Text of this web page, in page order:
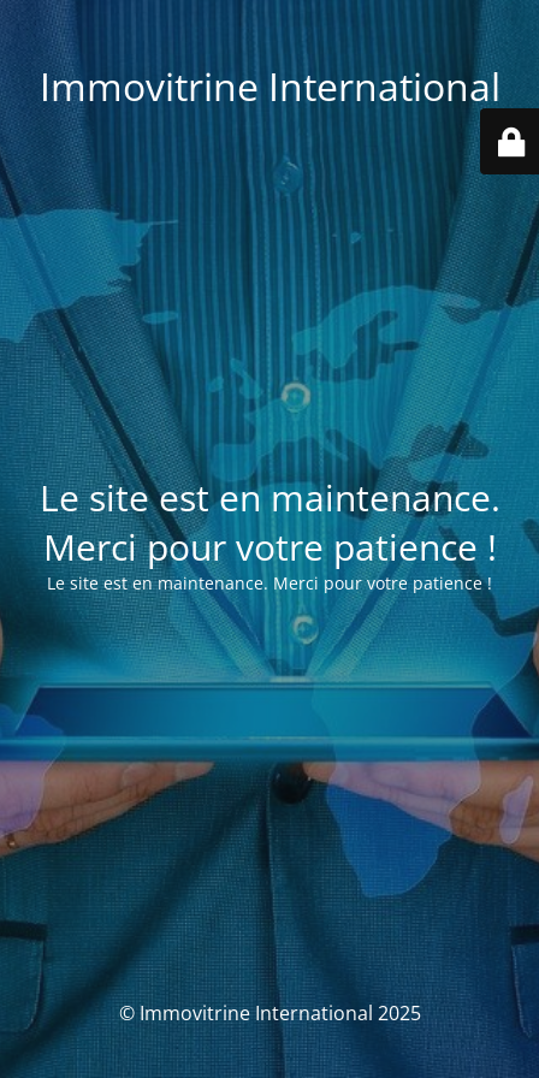
Immovitrine International
Le site est en maintenance.
Merci pour votre patience !
Le site est en maintenance. Merci pour votre patience !
© Immovitrine International 2025